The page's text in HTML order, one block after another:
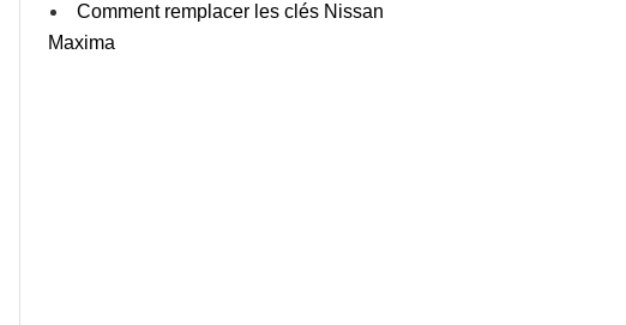
Comment remplacer les clés Nissan
Maxima